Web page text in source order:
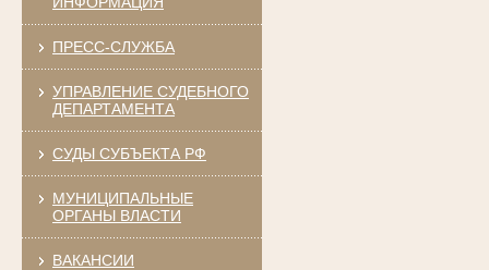
ПРЕСС-СЛУЖБА
УПРАВЛЕНИЕ СУДЕБНОГО
ДЕПАРТАМЕНТА
СУДЫ СУБЪЕКТА РФ
МУНИЦИПАЛЬНЫЕ
ОРГАНЫ ВЛАСТИ
ВАКАНСИИ